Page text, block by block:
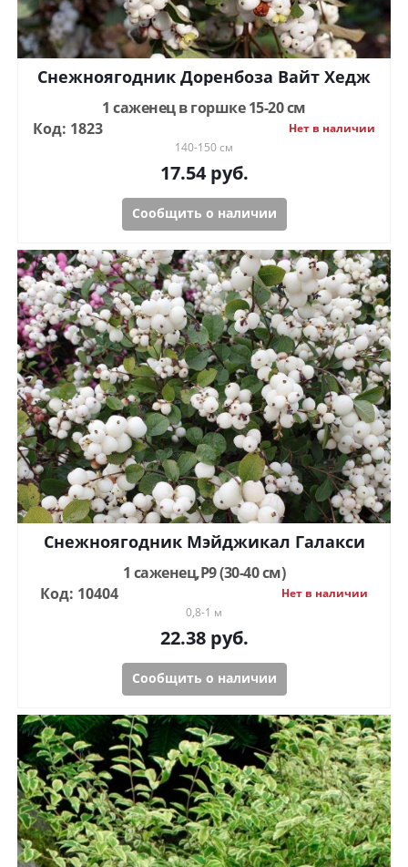
Снежноягодник Доренбоза Вайт Хедж
1 саженец в горшке 15-20 см
Код: 1823
Нет в наличии
140-150 см
17.54руб.
Сообщить о наличии
Снежноягодник Мэйджикал Галакси
1 саженец,Р9 (30-40 см)
Код: 10404
Нет в наличии
0,8-1 м
22.38руб.
Сообщить о наличии